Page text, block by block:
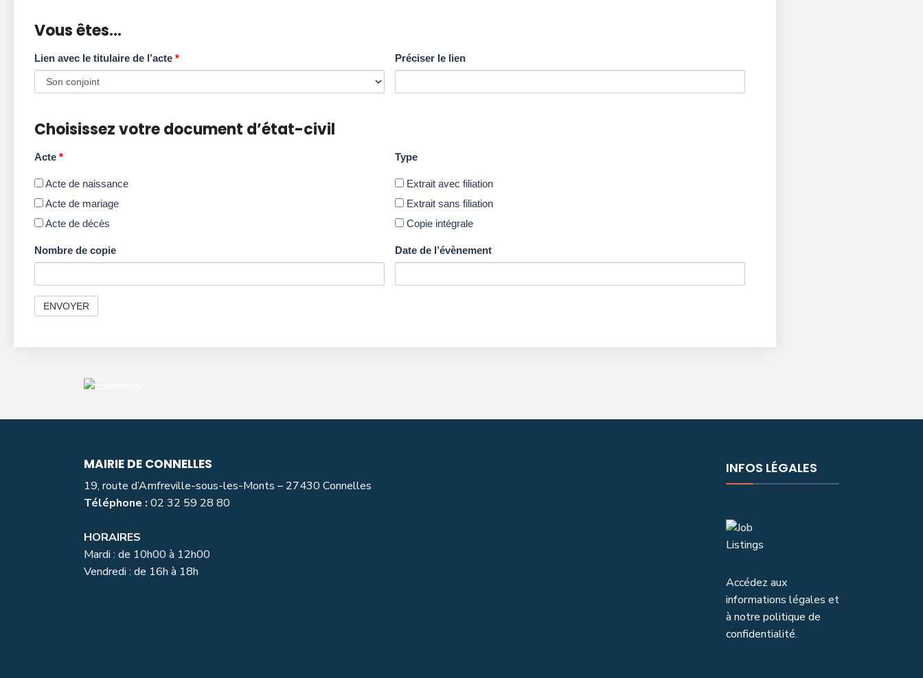
Vous êtes…
Lien avec le titulaire de l’acte * Préciser le lien
Choisissez votre document d’état-civil
Acte *
Acte de naissance
Acte de mariage
Acte de décès
Type
Extrait avec filiation
Extrait sans filiation
Copie intégrale
Nombre de copie Date de l’évènement
MAIRIE DE CONNELLES
19, route d’Amfreville-sous-les-Monts – 27430 Connelles
Téléphone : 02 32 59 28 80
HORAIRES
Mardi : de 10h00 à 12h00
Vendredi : de 16h à 18h
INFOS LÉGALES
Accédez aux
informations légales et
à notre politique de
confidentialité.